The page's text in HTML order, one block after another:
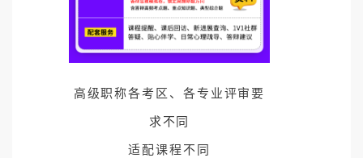
高级职称各考区、各专业评审要
求不同
适配课程不同